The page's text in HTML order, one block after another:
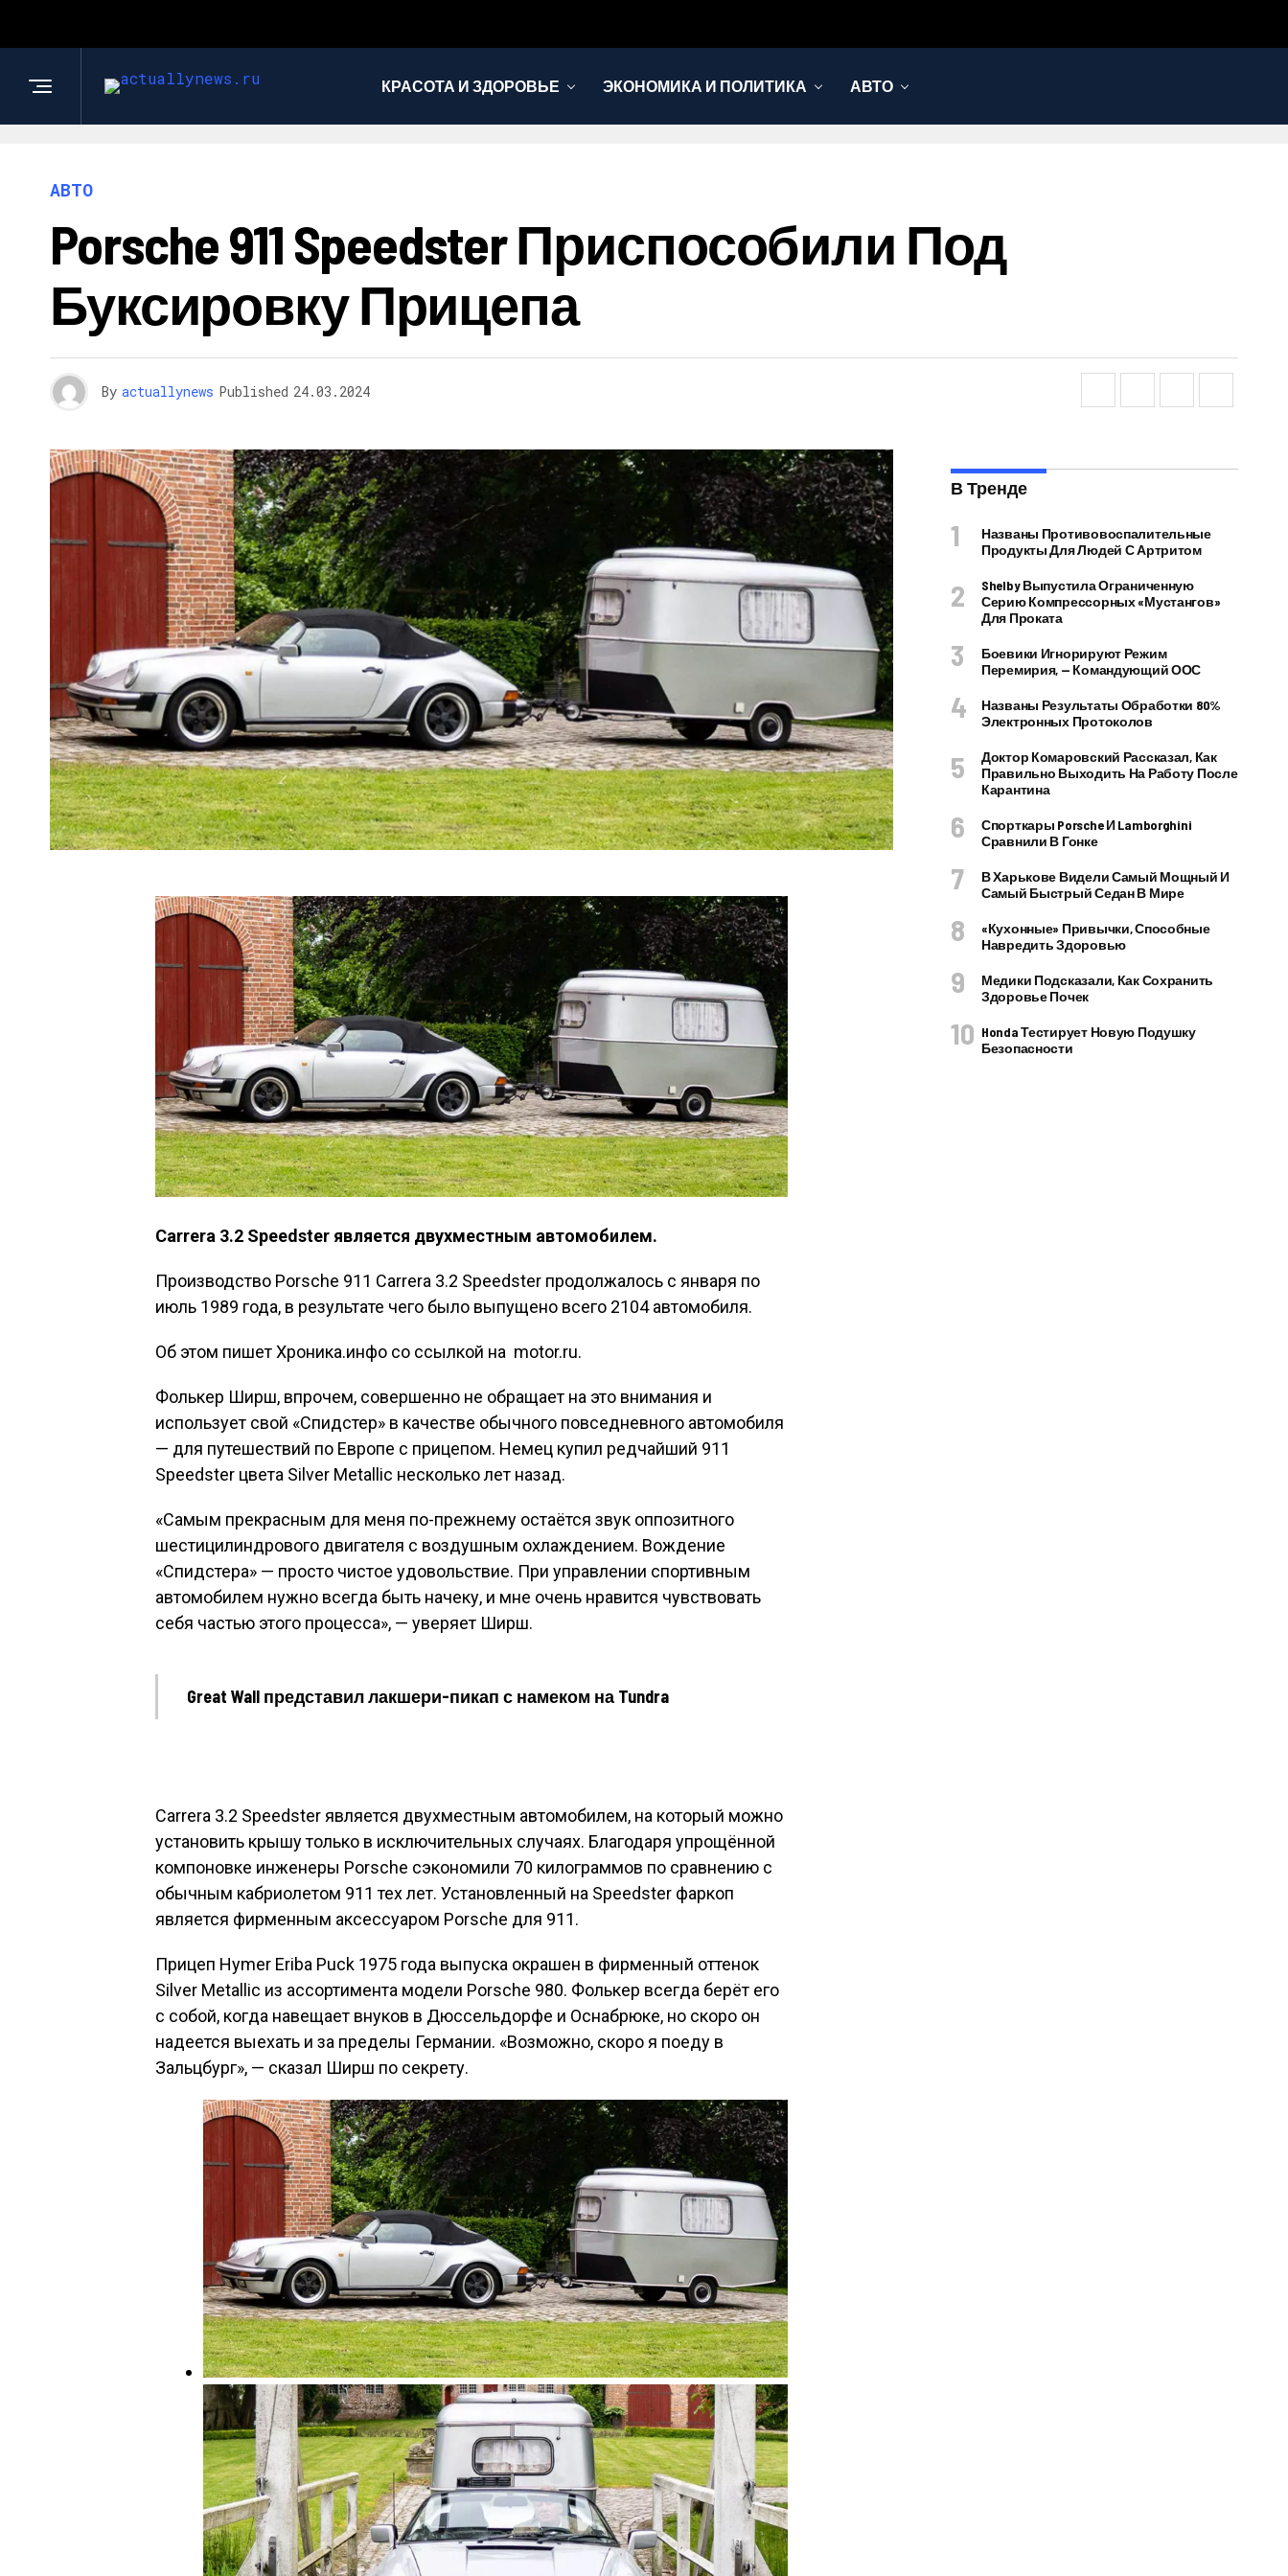
КРАСОТА И ЗДОРОВЬЕ ЭКОНОМИКА И ПОЛИТИКА АВТО
АВТО
Porsche 911 Speedster Приспособили Под
Буксировку Прицепа
By actuallynews Published 24.03.2024
Carrera 3.2 Speedster является двухместным автомобилем.
Производство Porsche 911 Carrera 3.2 Speedster продолжалось с января по
июль 1989 года, в результате чего было выпущено всего 2104 автомобиля.
Об этом пишет Хроника.инфо со ссылкой на motor.ru.
Фолькер Ширш, впрочем, совершенно не обращает на это внимания и
использует свой «Спидстер» в качестве обычного повседневного автомобиля
— для путешествий по Европе с прицепом. Немец купил редчайший 911
Speedster цвета Silver Metallic несколько лет назад.
«Самым прекрасным для меня по-прежнему остаётся звук оппозитного
шестицилиндрового двигателя с воздушным охлаждением. Вождение
«Спидстера» — просто чистое удовольствие. При управлении спортивным
автомобилем нужно всегда быть начеку, и мне очень нравится чувствовать
себя частью этого процесса», — уверяет Ширш.
Great Wall представил лакшери-пикап с намеком на Tundra
Carrera 3.2 Speedster является двухместным автомобилем, на который можно
установить крышу только в исключительных случаях. Благодаря упрощённой
компоновке инженеры Porsche сэкономили 70 килограммов по сравнению с
обычным кабриолетом 911 тех лет. Установленный на Speedster фаркоп
является фирменным аксессуаром Porsche для 911.
Прицеп Hymer Eriba Puck 1975 года выпуска окрашен в фирменный оттенок
Silver Metallic из ассортимента модели Porsche 980. Фолькер всегда берёт его
с собой, когда навещает внуков в Дюссельдорфе и Оснабрюке, но скоро он
надеется выехать и за пределы Германии. «Возможно, скоро я поеду в
Зальцбург», — сказал Ширш по секрету.
В Тренде
Названы Противовоспалительные
Продукты Для Людей С Артритом
Shelby Выпустила Ограниченную
Серию Компрессорных «Мустангов»
Для Проката
Боевики Игнорируют Режим
Перемирия, — Командующий ООС
Названы Результаты Обработки 80%
Электронных Протоколов
Доктор Комаровский Рассказал, Как
Правильно Выходить На Работу После
Карантина
Спорткары Porsche И Lamborghini
Сравнили В Гонке
В Харькове Видели Самый Мощный И
Самый Быстрый Седан В Мире
«Кухонные» Привычки, Способные
Навредить Здоровью
Медики Подсказали, Как Сохранить
Здоровье Почек
Honda Тестирует Новую Подушку
Безопасности